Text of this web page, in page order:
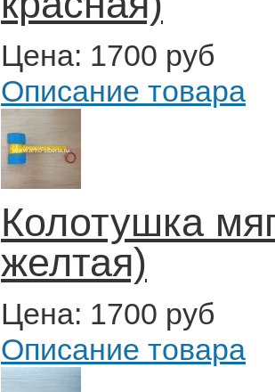
Цена: 1700 руб
Описание товара
Колотушка
желтая)
Цена: 1700 руб
Описание товара